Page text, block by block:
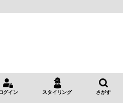
グイン スタイリング さがす